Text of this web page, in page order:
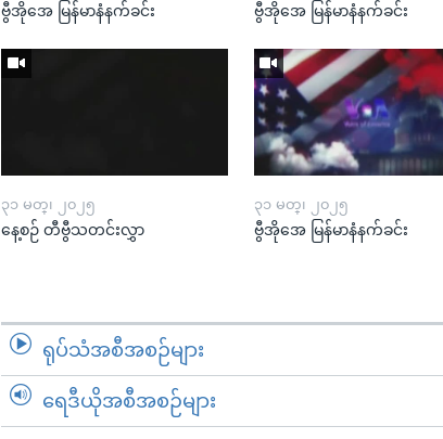
ဗွီအိုအေ မြန်မာနံနက်ခင်း ဗွီအိုအေ မြန်မာနံနက်ခင်း
၃၁ မတ္၊ ၂၀၂၅
နေ့စဉ် တီဗွီသတင်းလွှာ
၃၁ မတ္၊ ၂၀၂၅
ဗွီအိုအေ မြန်မာနံနက်ခင်း
ရုပ်သံအစီအစဉ်များ
ရေဒီယိုအစီအစဉ်များ